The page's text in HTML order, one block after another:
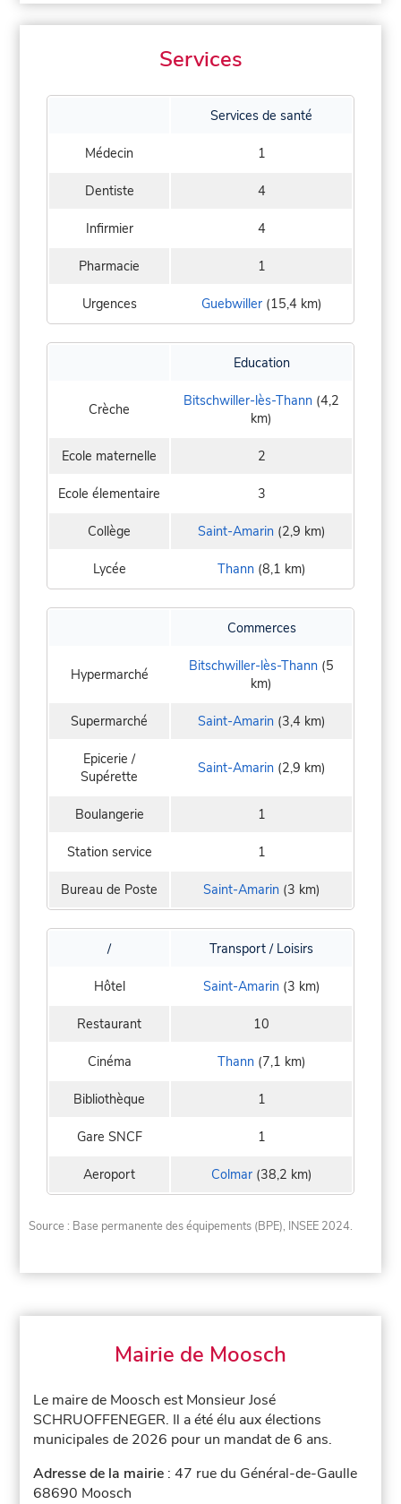
Services
Services de santé
Médecin 1
Dentiste 4
Infirmier 4
Pharmacie 1
Urgences Guebwiller(15,4 km)
Education
Crèche Bitschwiller-lès-Thann (4,2
km)
Ecole maternelle 2
Ecole élementaire 3
Collège Saint-Amarin(2,9 km)
Lycée Thann(8,1 km)
Commerces
Hypermarché Bitschwiller-lès-Thann (5
km)
Supermarché Saint-Amarin(3,4 km)
Epicerie /
Supérette
Saint-Amarin(2,9 km)
Boulangerie 1
Station service 1
Bureau de Poste Saint-Amarin(3 km)
/ Transport / Loisirs
Hôtel Saint-Amarin(3 km)
Restaurant 10
Cinéma Thann(7,1 km)
Bibliothèque 1
Gare SNCF 1
Aeroport Colmar(38,2 km)
Source : Base permanente des équipements (BPE), INSEE 2024.
Mairie de Moosch
Le maire de Moosch est Monsieur José
SCHRUOFFENEGER. Il a été élu aux élections
municipales de 2026 pour un mandat de 6 ans.
Adresse de la mairie : 47 rue du Général-de-Gaulle
68690 Moosch